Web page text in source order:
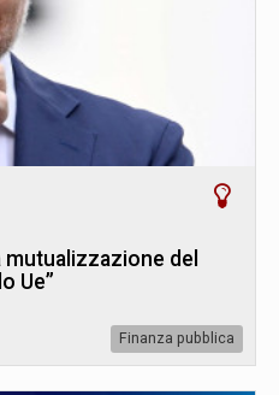
mutualizzazione del
Ue”
Finanza pubblica